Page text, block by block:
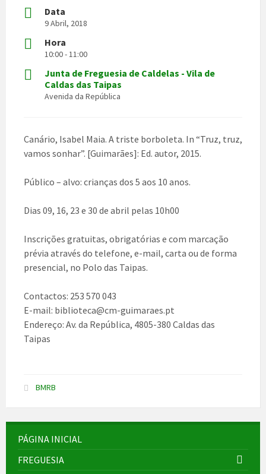
Data
9 Abril, 2018
Hora
10:00 - 11:00
Junta de Freguesia de Caldelas - Vila de
Caldas das Taipas
Avenida da República
Canário, Isabel Maia. A triste borboleta. In “Truz, truz,
vamos sonhar”. [Guimarães]: Ed. autor, 2015.
Público – alvo: crianças dos 5 aos 10 anos.
Dias 09, 16, 23 e 30 de abril pelas 10h00
Inscrições gratuitas, obrigatórias e com marcação
prévia através do telefone, e-mail, carta ou de forma
presencial, no Polo das Taipas.
Contactos: 253 570 043
E-mail: biblioteca@cm-guimaraes.pt
Endereço: Av. da República, 4805-380 Caldas das
Taipas
BMRB
PÁGINA INICIAL
FREGUESIA